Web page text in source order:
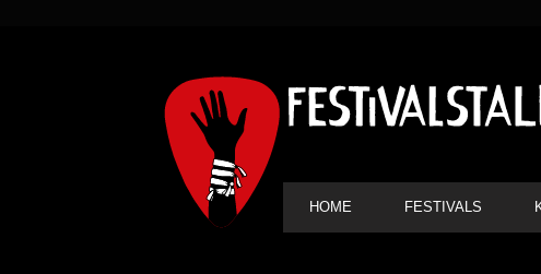
HAUPT-
NAVIGATION
HOME FESTIVALS